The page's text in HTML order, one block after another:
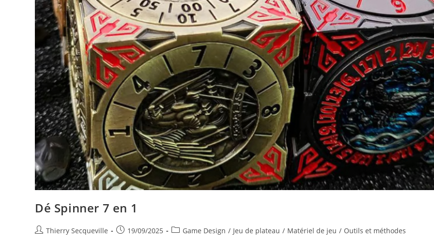
Dé Spinner 7 en 1
Auteur/autrice
Thierry Secqueville
Publication
19/09/2025
PostGame Design / Jeu de plateau / Matériel de jeu / Outils et méthodes